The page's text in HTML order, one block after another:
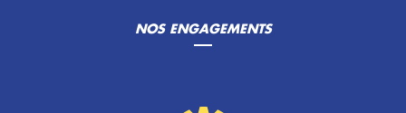
NOS ENGAGEMENTS